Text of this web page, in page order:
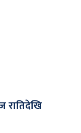
रातिदेखि